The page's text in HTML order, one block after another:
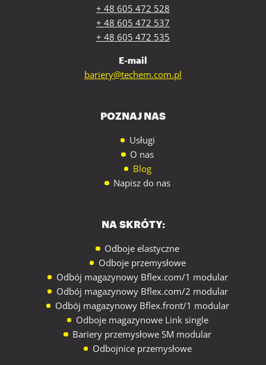
+ 48 605 472 528
+ 48 605 472 537
+ 48 605 472 535
E-mail
bariery@techem.com.pl
POZNAJ NAS
Usługi
O nas
Blog
Napisz do nas
NA SKRÓTY:
Odboje elastyczne
Odboje przemysłowe
Odbój magazynowy Bflex.com/1 modular
Odbój magazynowy Bflex.com/2 modular
Odbój magazynowy Bflex.front/1 modular
Odboje magazynowe Link single
Bariery przemysłowe SM modular
Odbojnice przemysłowe